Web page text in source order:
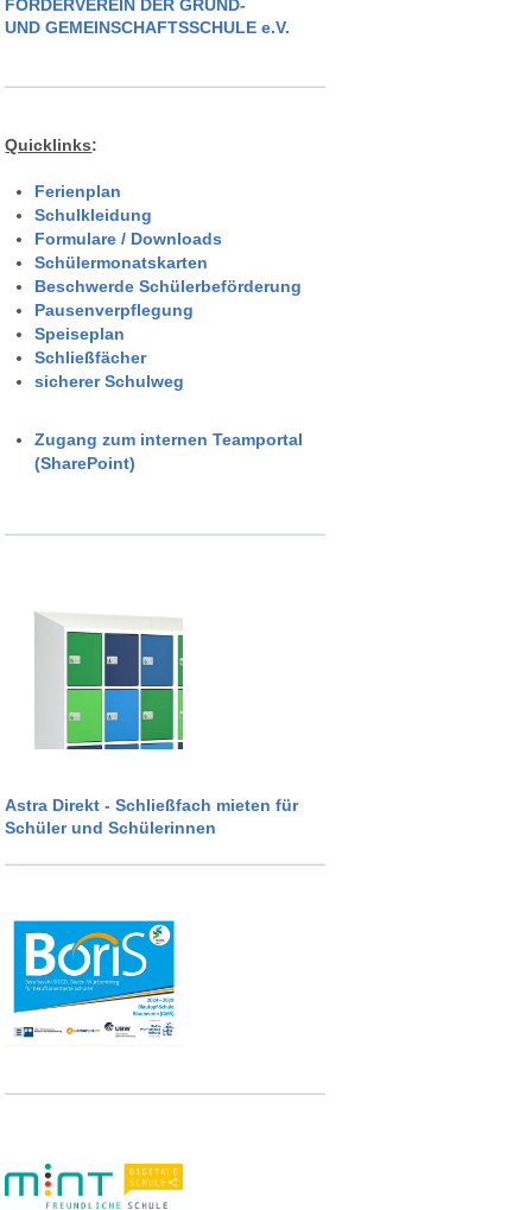
FÖRDERVEREIN DER GRUND-
UND GEMEINSCHAFTSSCHULE e.V.
Quicklinks:
Ferienplan
Schulkleidung
Formulare / Downloads
Schülermonatskarten
Beschwerde Schülerbeförderung
Pausenverpflegung
Speiseplan
Schließfächer
sicherer Schulweg
Zugang zum internen Teamportal
(SharePoint)
Astra Direkt - Schließfach mieten für
Schüler und Schülerinnen